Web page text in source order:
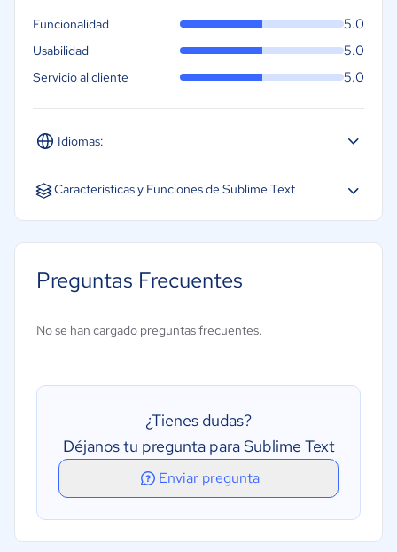
Idiomas:
Inglés
Funcionalidad 5.0
Usabilidad 5.0
Servicio al cliente 5.0
Características y Funciones de Sublime Text
Preguntas Frecuentes
No se han cargado preguntas frecuentes.
¿Tienes dudas?
Déjanos tu pregunta para Sublime Text
Enviar pregunta